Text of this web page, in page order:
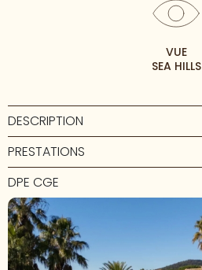
VUE
SEA HILLS
DESCRIPTION
PRESTATIONS
DPE CGE